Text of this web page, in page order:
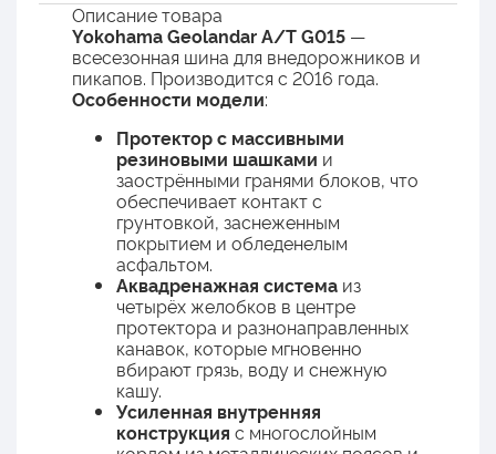
Описание товара
Yokohama Geolandar A/T G015 —
всесезонная шина для внедорожников и
пикапов. Производится с 2016 года.
Особенности модели:
Протектор с массивными
резиновыми шашками и
заострёнными гранями блоков, что
обеспечивает контакт с
грунтовкой, заснеженным
покрытием и обледенелым
асфальтом.
Аквадренажная система из
четырёх желобков в центре
протектора и разнонаправленных
канавок, которые мгновенно
вбирают грязь, воду и снежную
кашу.
Усиленная внутренняя
конструкция с многослойным